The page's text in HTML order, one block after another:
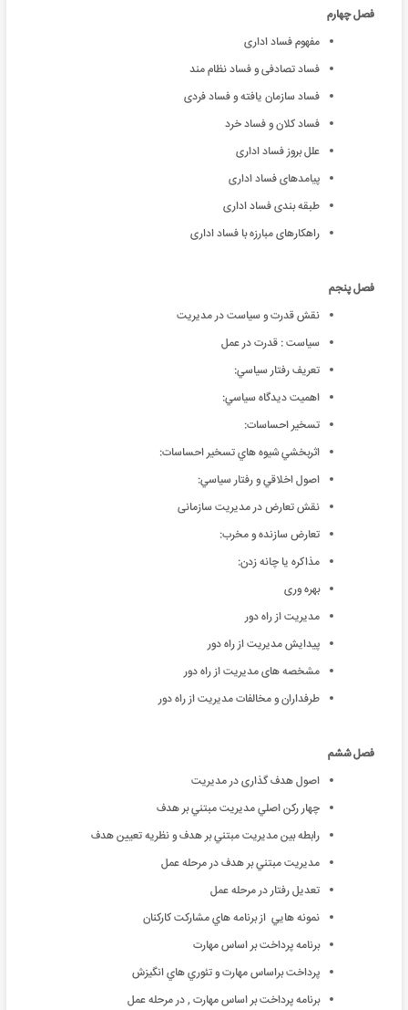
فصل چهارم
مفهوم فساد اداری
فساد تصادفی و فساد نظام مند
فساد سازمان یافته و فساد فردی
فساد کلان و فساد خرد
علل بروز فساد اداری
پیامدهای فساد اداری
طبقه بندی فساد اداری
راهکارهای مبارزه با فساد اداری
فصل پنجم
نقش قدرت و سیاست در مدیریت
سياست : قدرت در عمل
تعريف رفتار سياسي:
اهميت ديدگاه سياسي:
تسخير احساسات:
اثربخشي شيوه هاي تسخير احساسات:
اصول اخلاقي و رفتار سياسي:
نقش تعارض در مدیریت سازمانی
تعارض سازنده و مخرب:
مذاکره يا چانه زدن:
بهره وری
مدیریت از راه دور
پیدایش مدیریت از راه دور
مشخصه های مدیریت از راه دور
طرفداران و مخالفات مدیریت از راه دور
فصل ششم
اصول هدف گذاری در مدیریت
چهار رکن اصلي مديريت مبتني بر هدف
رابطه بين مديريت مبتني بر هدف و نظريه تعيين هدف
مديريت مبتني بر هدف در مرحله عمل
تعديل رفتار در مرحله عمل
نمونه هايي از برنامه هاي مشارکت کارکنان
برنامه پرداخت بر اساس مهارت
پرداخت براساس مهارت و تئوري هاي انگيزش
برنامه پرداخت بر اساس مهارت , در مرحله عمل